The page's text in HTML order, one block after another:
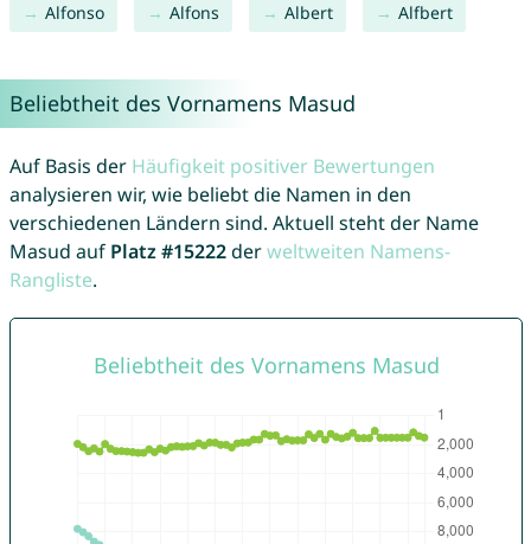
Alfonso Alfons Albert Alfbert
Beliebtheit des Vornamens Masud
Auf Basis der Häufigkeit positiver Bewertungen
analysieren wir, wie beliebt die Namen in den
verschiedenen Ländern sind. Aktuell steht der Name
Masud auf Platz #15222derweltweiten Namens-
Rangliste.